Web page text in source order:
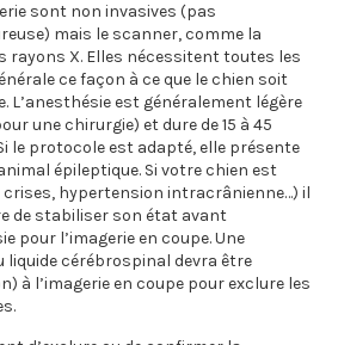
sont non invasives (pas
mais le scanner, comme la
rayons X. Elles nécessitent toutes les
ce façon à ce que le chien soit
L’anesthésie est généralement légère
une chirurgie) et dure de 15 à 45
le protocole est adapté, elle présente
épileptique. Si votre chien est
hypertension intracrânienne…) il
de stabiliser son état avant
pour l’imagerie en coupe. Une
liquide cérébrospinal devra être
à l’imagerie en coupe pour exclure les